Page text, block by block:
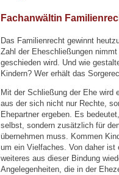
Fachanwältin
Das Familienrecht gewinnt
Zahl der Eheschließungen
geschieden wird. Und wie
Kindern? Wer erhält das
Mit der Schließung der Ehe wird
aus der sich nicht nur Rechte,
Ehepartner ergeben. Es
selbst, sondern zusätzlich für
übernehmen muss. Kommen
um ein Vielfaches. Von daher
weiteres aus dieser Bindung
Angelegenheiten, die in der